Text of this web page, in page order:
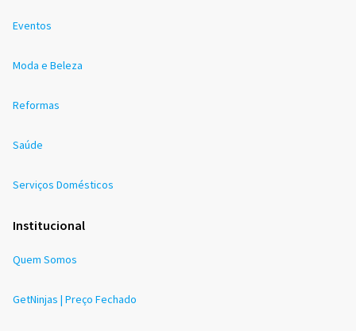
Eventos
Moda e Beleza
Reformas
Saúde
Serviços Domésticos
Institucional
Quem Somos
GetNinjas | Preço Fechado